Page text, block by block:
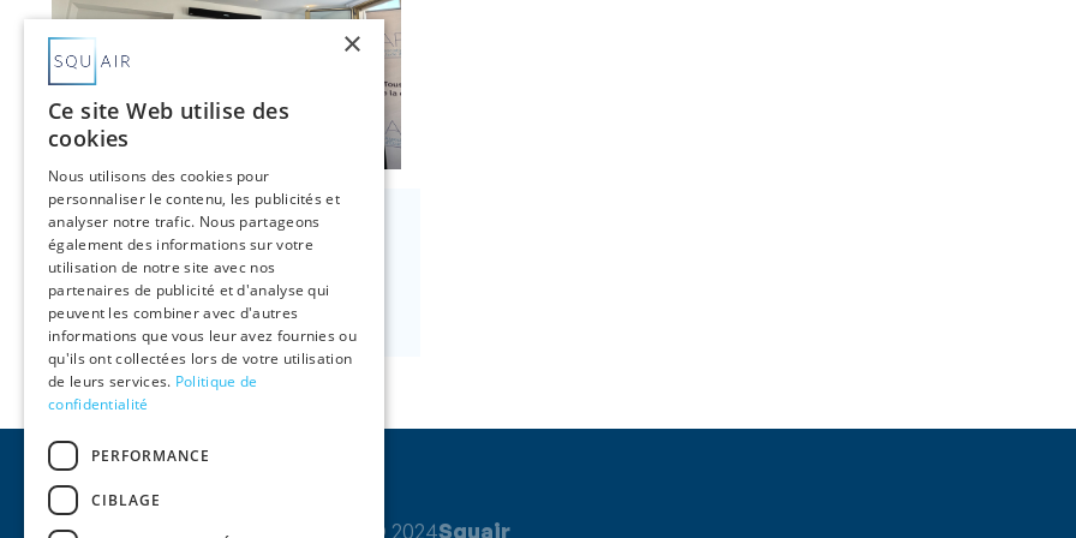
Anthony Gioe' de Stefano
Associé
Nous contacter
© 2024Squair
×
Ce site Web utilise des
cookies
Nous utilisons des cookies pour
personnaliser le contenu, les publicités et
analyser notre trafic. Nous partageons
également des informations sur votre
utilisation de notre site avec nos
partenaires de publicité et d'analyse qui
peuvent les combiner avec d'autres
informations que vous leur avez fournies ou
qu'ils ont collectées lors de votre utilisation
de leurs services. Politique de
confidentialité
PERFORMANCE
CIBLAGE